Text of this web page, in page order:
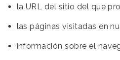
la URL del sitio del que
las páginas visitadas en
información sobre el